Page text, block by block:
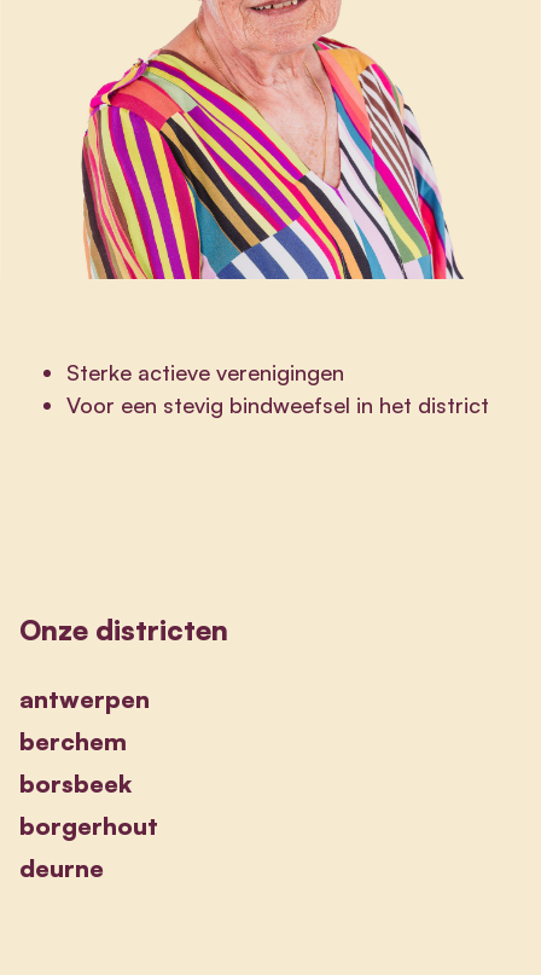
Sterke actieve verenigingen
Voor een stevig bindweefsel in het district
Onze districten
antwerpen
berchem
borsbeek
borgerhout
deurne